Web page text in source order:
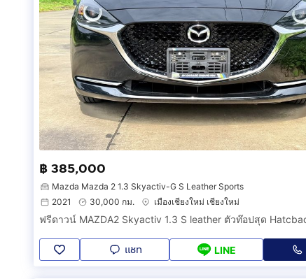
฿ 385,000
Mazda Mazda 2 1.3 Skyactiv-G S Leather Sports
2021
30,000 กม. เมืองเชียงใหม่ เชียงใหม่
แชท LINE